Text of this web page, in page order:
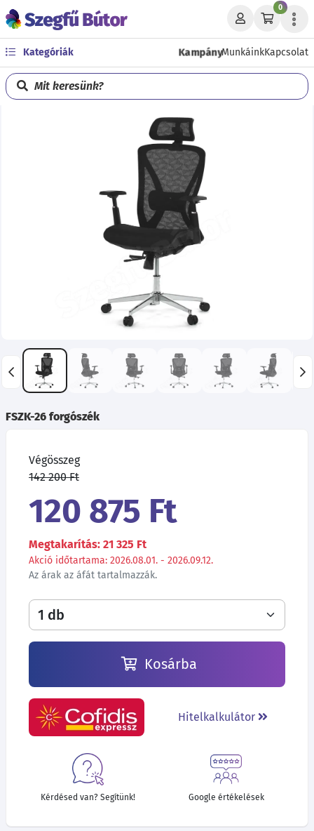
0
Kategóriák KampányMunkáinkKapcsolat
Mit keresünk?
FSZK-26 forgószék
Végösszeg
142 200 Ft
120 875 Ft
Megtakarítás: 21 325 Ft
Akció időtartama: 2026.08.01. - 2026.09.12.
Az árak az áfát tartalmazzák.
Kosárba
Hitelkalkulátor
Kérdésed van? Segítünk! Google értékelések